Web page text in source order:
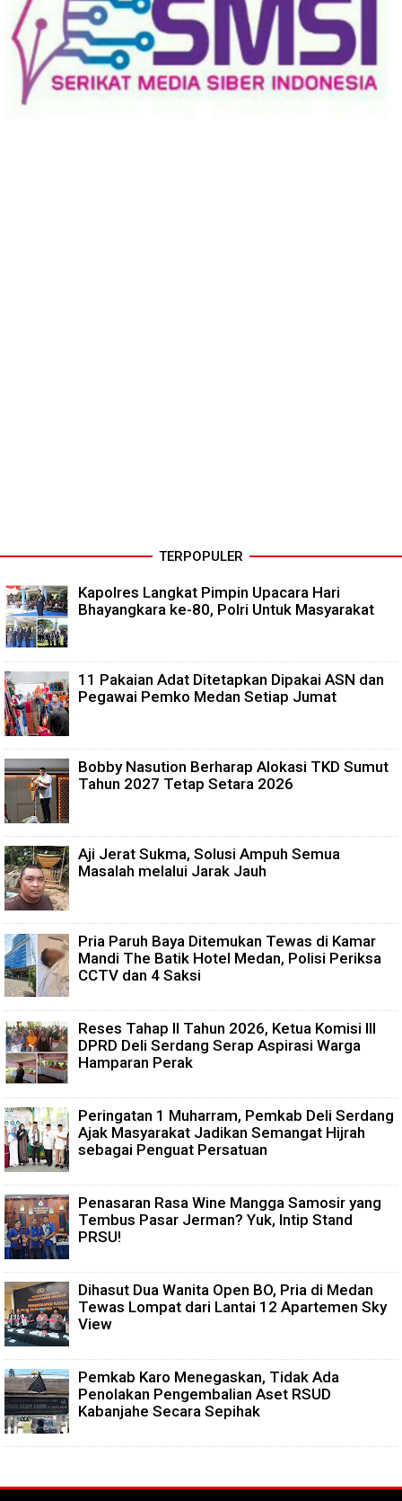
TERPOPULER
Kapolres Langkat Pimpin Upacara Hari
Bhayangkara ke-80, Polri Untuk Masyarakat
11 Pakaian Adat Ditetapkan Dipakai ASN dan
Pegawai Pemko Medan Setiap Jumat
Bobby Nasution Berharap Alokasi TKD Sumut
Tahun 2027 Tetap Setara 2026
Aji Jerat Sukma, Solusi Ampuh Semua
Masalah melalui Jarak Jauh
Pria Paruh Baya Ditemukan Tewas di Kamar
Mandi The Batik Hotel Medan, Polisi Periksa
CCTV dan 4 Saksi
Reses Tahap II Tahun 2026, Ketua Komisi III
DPRD Deli Serdang Serap Aspirasi Warga
Hamparan Perak
Peringatan 1 Muharram, Pemkab Deli Serdang
Ajak Masyarakat Jadikan Semangat Hijrah
sebagai Penguat Persatuan
Penasaran Rasa Wine Mangga Samosir yang
Tembus Pasar Jerman? Yuk, Intip Stand
PRSU!
Dihasut Dua Wanita Open BO, Pria di Medan
Tewas Lompat dari Lantai 12 Apartemen Sky
View
Pemkab Karo Menegaskan, Tidak Ada
Penolakan Pengembalian Aset RSUD
Kabanjahe Secara Sepihak